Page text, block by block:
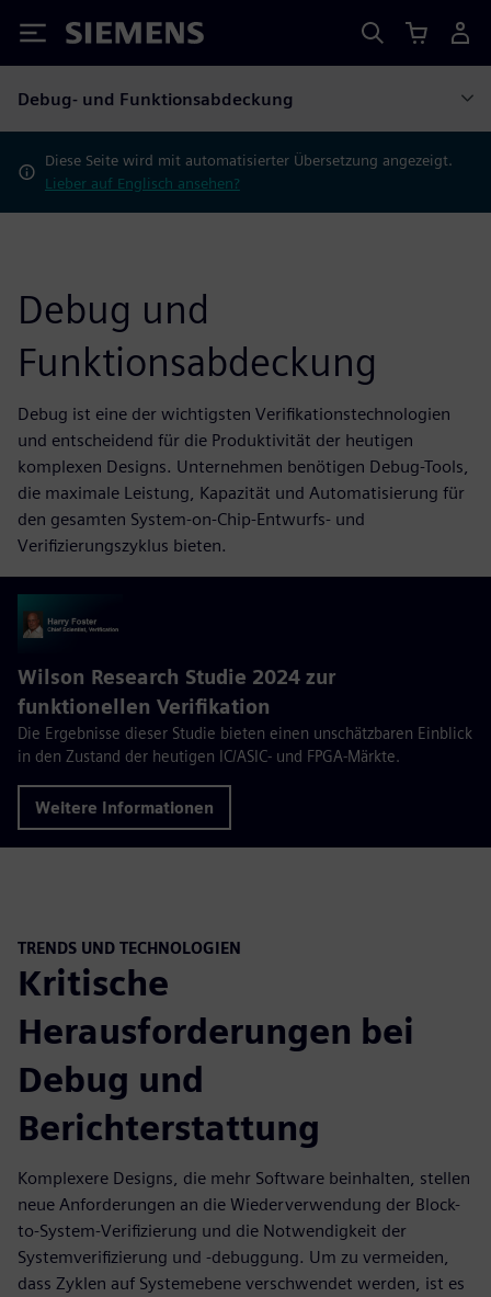
Siemens
Debug- und Funktionsabdeckung
Diese Seite wird mit automatisierter Übersetzung angezeigt.
Lieber auf Englisch ansehen?
Debug und
Funktionsabdeckung
Debug ist eine der wichtigsten Verifikationstechnologien
und entscheidend für die Produktivität der heutigen
komplexen Designs. Unternehmen benötigen Debug-Tools,
die maximale Leistung, Kapazität und Automatisierung für
den gesamten System-on-Chip-Entwurfs- und
Verifizierungszyklus bieten.
Wilson Research Studie 2024 zur
funktionellen Verifikation
Die Ergebnisse dieser Studie bieten einen unschätzbaren Einblick
in den Zustand der heutigen IC/ASIC- und FPGA-Märkte.
Weitere Informationen
TRENDS UND TECHNOLOGIEN
Kritische
Herausforderungen bei
Debug und
Berichterstattung
Komplexere Designs, die mehr Software beinhalten, stellen
neue Anforderungen an die Wiederverwendung der Block-
to-System-Verifizierung und die Notwendigkeit der
Systemverifizierung und -debuggung. Um zu vermeiden,
dass Zyklen auf Systemebene verschwendet werden, ist es